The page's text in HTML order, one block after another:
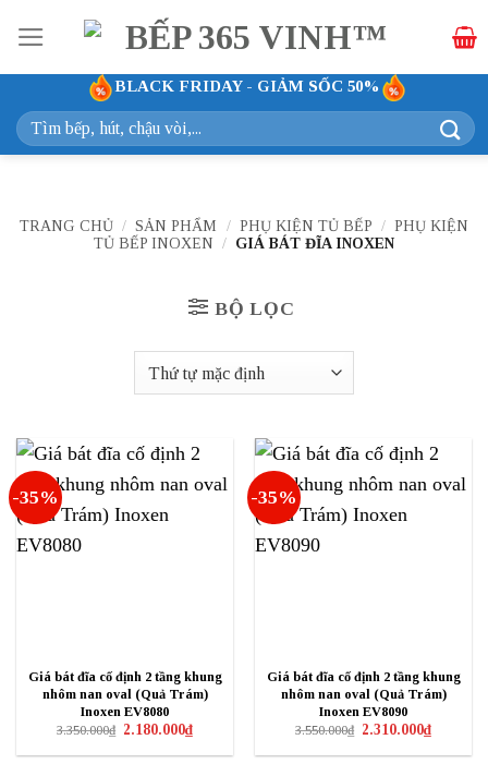
qua
nội
dung
BLACK FRIDAY - GIẢM SỐC 50%
Tìm
kiếm:
TRANG CHỦ / SẢN PHẨM / PHỤ KIỆN TỦ BẾP / PHỤ KIỆN
TỦ BẾP INOXEN / GIÁ BÁT ĐĨA INOXEN
BỘ LỌC
-35%
Giá bát đĩa cố định 2 tầng khung
nhôm nan oval (Quả Trám)
Inoxen EV8080
3.350.000₫ Giá
là:
2.180.000₫Giá
hiện
tại
-35%
Giá bát đĩa cố định 2 tầng khung
nhôm nan oval (Quả Trám)
Inoxen EV8090
3.550.000₫ Giá
là:
2.310.000₫Giá
hiện
tại